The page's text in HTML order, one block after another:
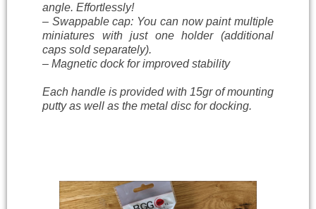
angle. Effortlessly!
– Swappable cap: You can now paint multiple
miniatures with just one holder (additional
caps sold separately).
– Magnetic dock for improved stability
Each handle is provided with 15gr of mounting
putty as well as the metal disc for docking.